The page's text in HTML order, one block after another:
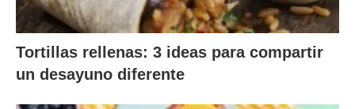
Tortillas rellenas: 3 ideas para compartir
un desayuno diferente